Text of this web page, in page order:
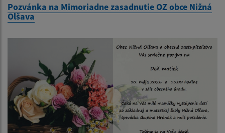
Pozvánka na Mimoriadne zasadnutie OZ obce Nižná
Olšava